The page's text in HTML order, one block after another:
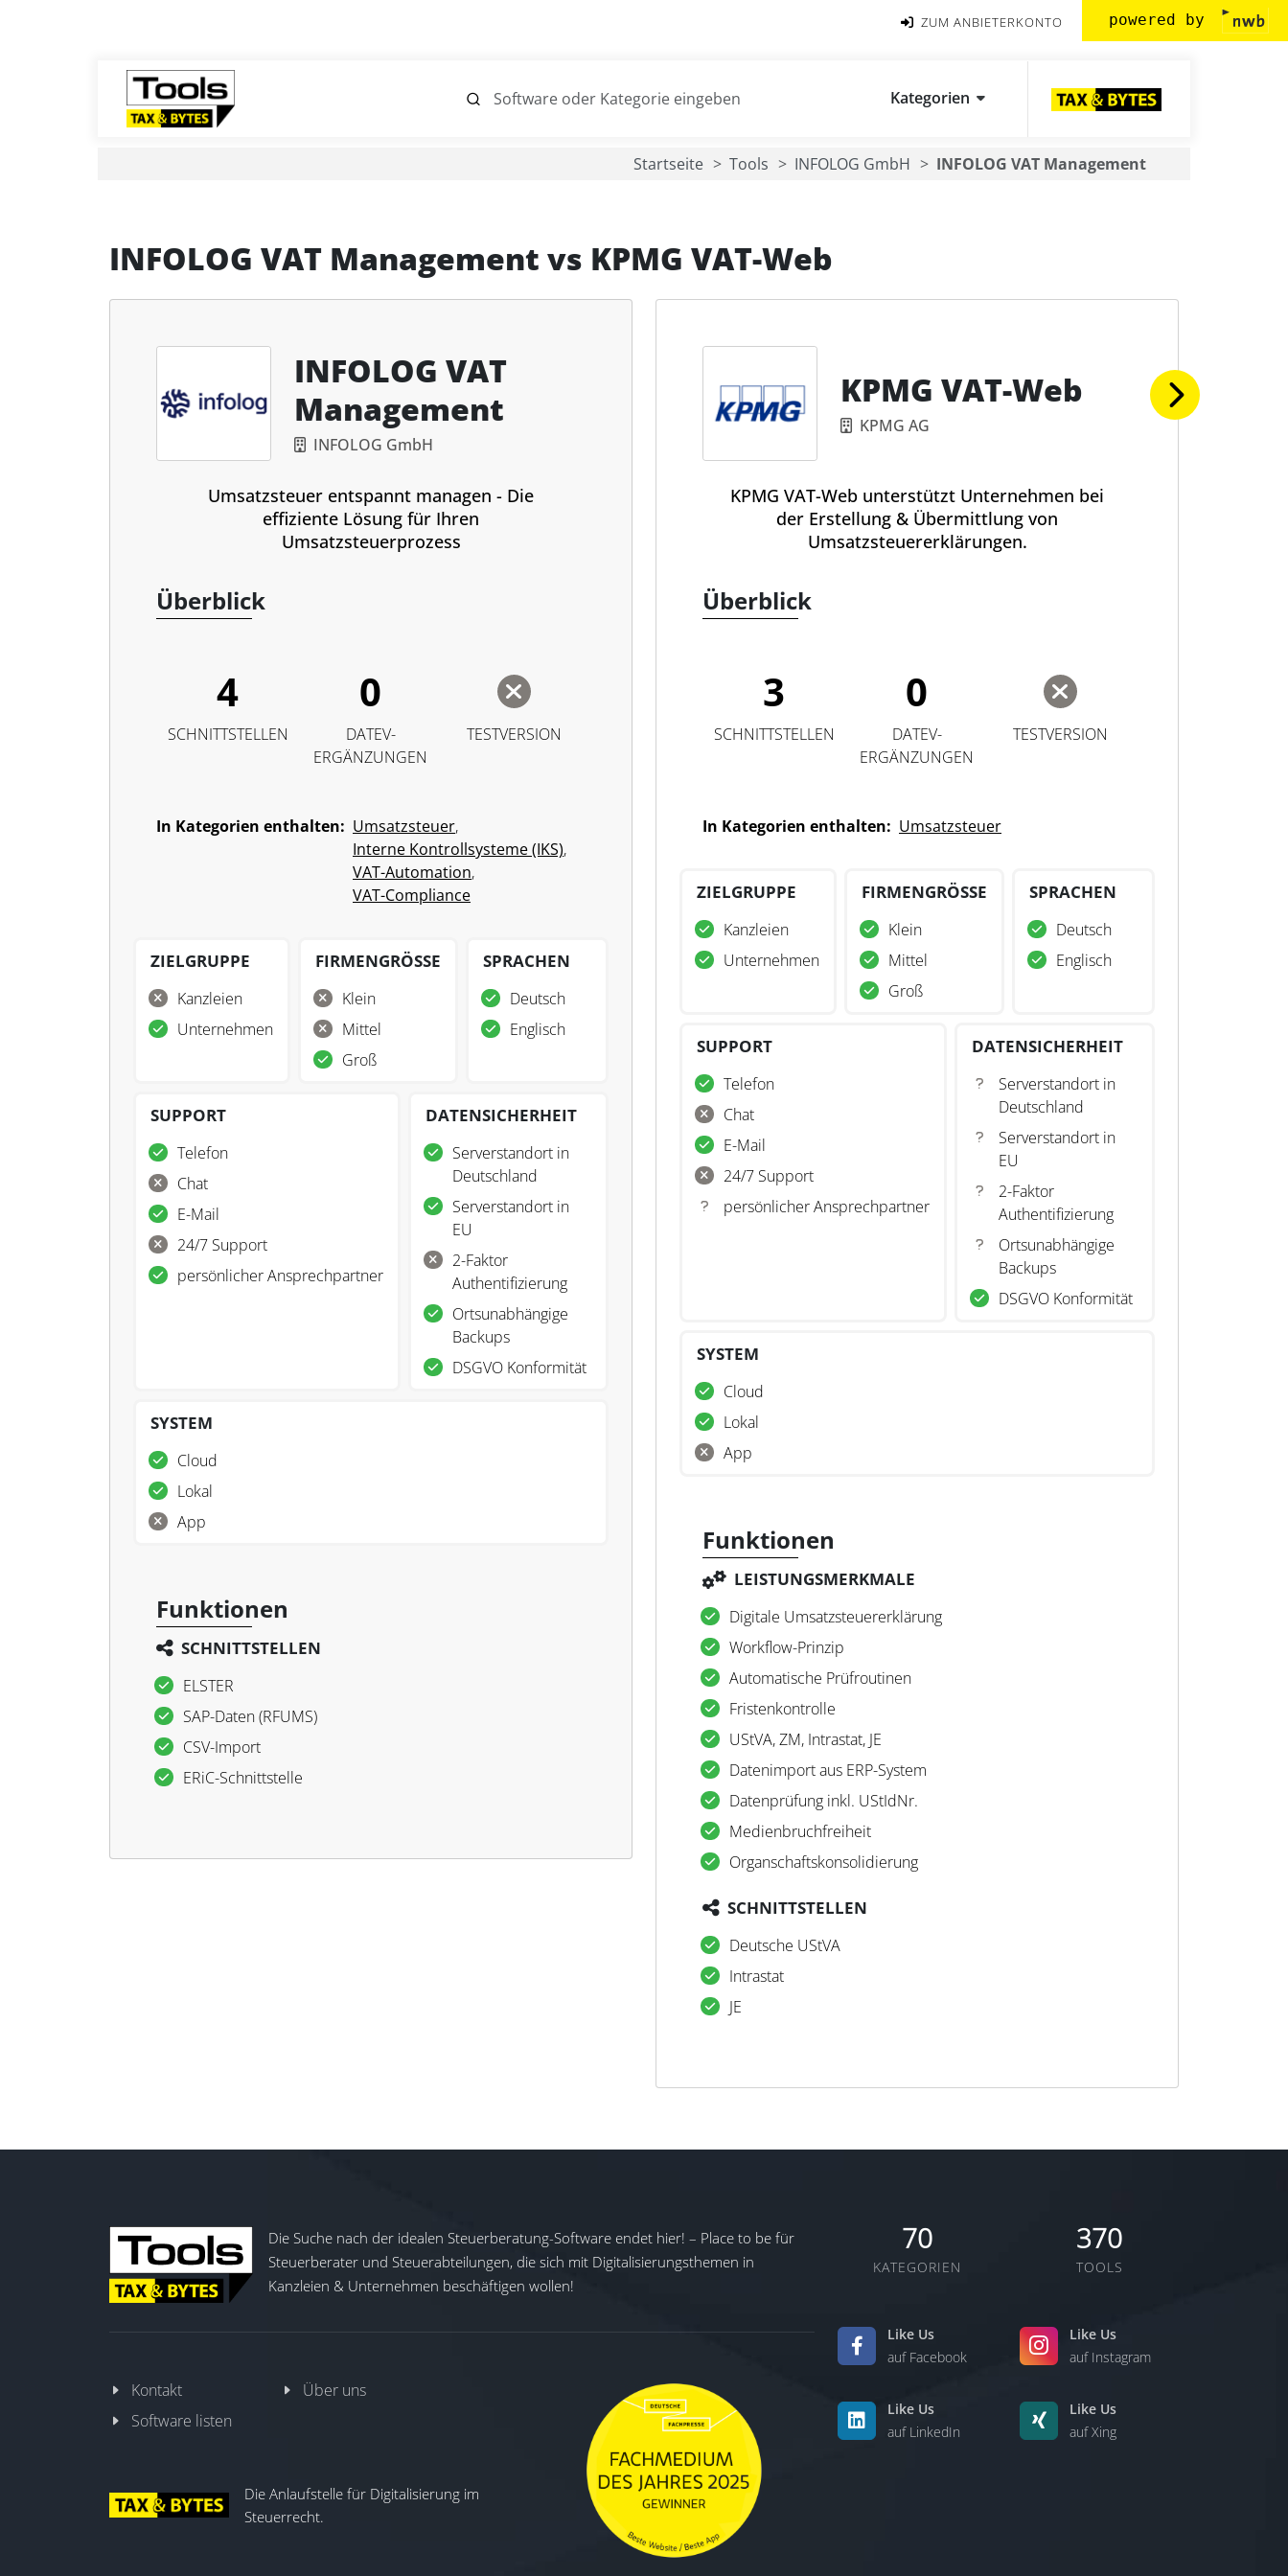
ZUM ANBIETERKONTO powered by
Kategorien
Startseite Tools INFOLOG GmbH INFOLOG VAT Management
INFOLOG VAT Management vs KPMG VAT-Web
INFOLOG VAT
Management
INFOLOG GmbH
Umsatzsteuer entspannt managen - Die
effiziente Lösung für Ihren
Umsatzsteuerprozess
Überblick
4
SCHNITTSTELLEN
0
DATEV-
ERGÄNZUNGEN
TESTVERSION
In Kategorien enthalten: Umsatzsteuer,
Interne Kontrollsysteme (IKS),
VAT-Automation,
VAT-Compliance
ZIELGRUPPE
Kanzleien
Unternehmen
FIRMENGRÖSSE
Klein
Mittel
Groß
SPRACHEN
Deutsch
Englisch
SUPPORT
Telefon
Chat
E-Mail
24/7 Support
persönlicher Ansprechpartner
DATENSICHERHEIT
Serverstandort in
Deutschland
Serverstandort in
EU
2-Faktor
Authentifizierung
Ortsunabhängige
Backups
DSGVO Konformität
SYSTEM
Cloud
Lokal
App
Funktionen
SCHNITTSTELLEN
ELSTER
SAP-Daten (RFUMS)
CSV-Import
ERiC-Schnittstelle
KPMG VAT-Web
KPMG AG
KPMG VAT-Web unterstützt Unternehmen bei
der Erstellung & Übermittlung von
Umsatzsteuererklärungen.
Überblick
3
SCHNITTSTELLEN
0
DATEV-
ERGÄNZUNGEN
TESTVERSION
In Kategorien enthalten: Umsatzsteuer
ZIELGRUPPE
Kanzleien
Unternehmen
FIRMENGRÖSSE
Klein
Mittel
Groß
SPRACHEN
Deutsch
Englisch
SUPPORT
Telefon
Chat
E-Mail
24/7 Support
persönlicher Ansprechpartner
DATENSICHERHEIT
Serverstandort in
Deutschland
Serverstandort in
EU
2-Faktor
Authentifizierung
Ortsunabhängige
Backups
DSGVO Konformität
SYSTEM
Cloud
Lokal
App
Funktionen
LEISTUNGSMERKMALE
Digitale Umsatzsteuererklärung
Workflow-Prinzip
Automatische Prüfroutinen
Fristenkontrolle
UStVA, ZM, Intrastat, JE
Datenimport aus ERP-System
Datenprüfung inkl. UStIdNr.
Medienbruchfreiheit
Organschaftskonsolidierung
SCHNITTSTELLEN
Deutsche UStVA
Intrastat
JE
Die Suche nach der idealen Steuerberatung-Software endet hier! – Place to be für
Steuerberater und Steuerabteilungen, die sich mit Digitalisierungsthemen in
Kanzleien & Unternehmen beschäftigen wollen!
Kontakt
Über uns
Software listen
Die Anlaufstelle für Digitalisierung im
Steuerrecht.
70
KATEGORIEN
370
TOOLS
Like Us
auf Facebook
Like Us
auf Instagram
Like Us
auf LinkedIn
Like Us
auf Xing